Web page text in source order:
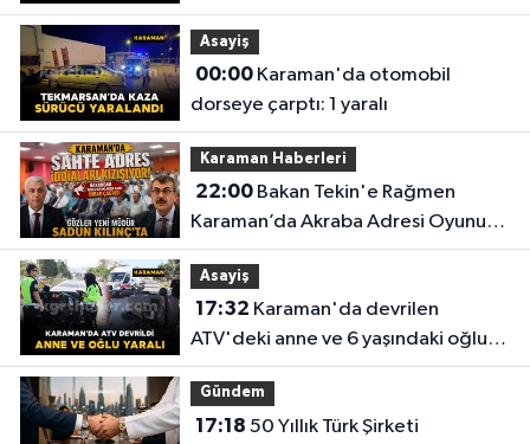
402 bin lira ceza kesildi
Asayiş
00:00Karaman'da otomobil
dorseye çarptı: 1 yaralı
Karaman Haberleri
22:00Bakan Tekin'e Rağmen
Karaman’da Akraba Adresi Oyununa
Müdür Dur Diyecek mi?
Asayiş
17:32
ATV'deki anne ve 6 yaşındaki oğlu
yaralandı
Gündem
17:18